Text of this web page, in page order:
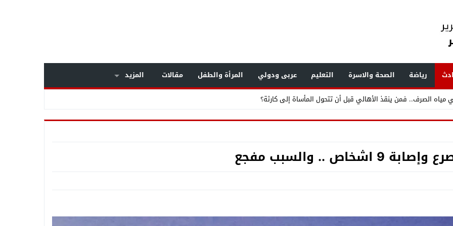
رياضة الصحة والاسرة التعليم عربى ودولي المرأة والطفل مقالات
المزيد
ومخازن الخردة ويرصد مخالفات بناء وإشغالات بالهرم والعمرانية
.. والسبب مفجع